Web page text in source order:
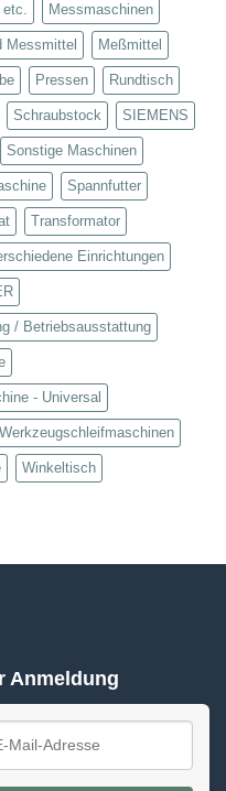
etc. Messmaschinen
Messmittel Meßmittel
Pressen Rundtisch
Schraubstock SIEMENS
Sonstige Maschinen
Spannfutter
Transformator
Einrichtungen
/ Betriebsausstattung
- Universal
Werkzeugschleifmaschinen
Winkeltisch
Anmeldung